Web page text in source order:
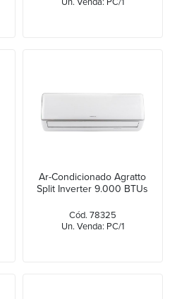
Ar-Condicionado Agratto
Split Inverter 9.000 BTUs
Cód. 78325
Un. Venda: PC/1